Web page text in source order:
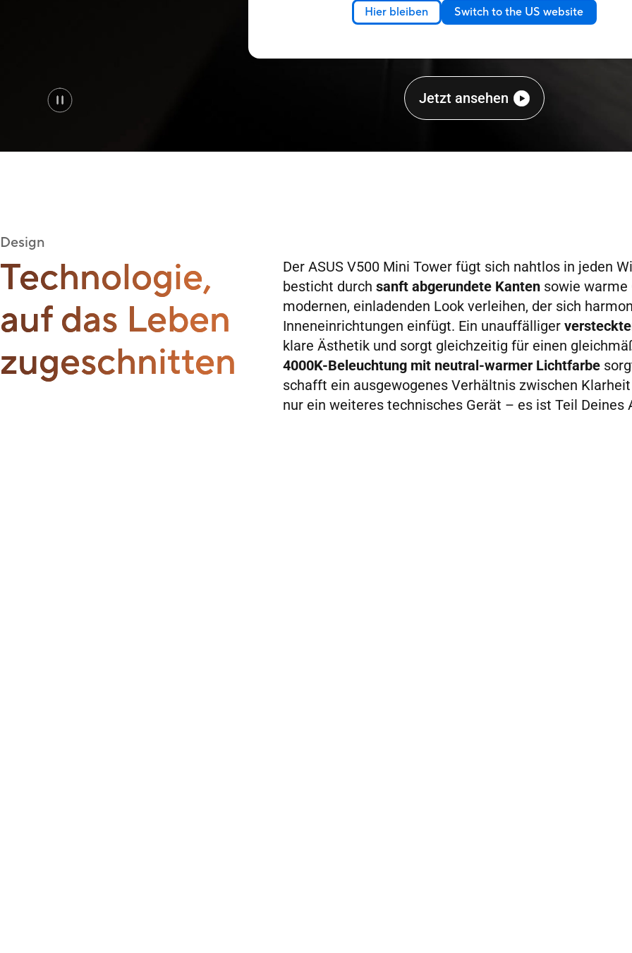
Hier bleiben Switch to the US website
Jetzt ansehen
Design
Technologie,
auf das Leben
zugeschnitten
Der ASUS V500 Mini Tower fügt sich nahtlos in jeden
besticht durchsanft abgerundete Kanten sowie warme
modernen, einladenden Look verleihen, der sich
Inneneinrichtungen einfügt. Ein unauffälliger
klare Ästhetik und sorgt gleichzeitig für einen
4000K-Beleuchtung mit neutral-warmer Lichtfarbe
schafft ein ausgewogenes Verhältnis zwischen
nur ein weiteres technisches Gerät – es ist Teil Deines